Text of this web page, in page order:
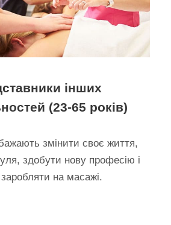
інших
(23-65 років)
змінити своє життя,
здобути нову професію і
на масажі.